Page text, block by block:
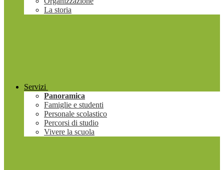
La storia
Servizi
Panoramica
Famiglie e studenti
Personale scolastico
Percorsi di studio
Vivere la scuola